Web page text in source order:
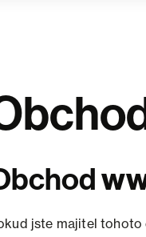
jste majitel tohoto